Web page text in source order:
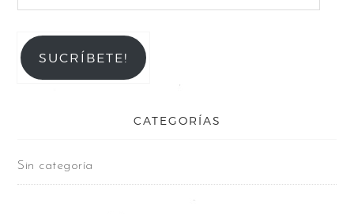
SUCRÍBETE!
CATEGORÍAS
Sin categoría